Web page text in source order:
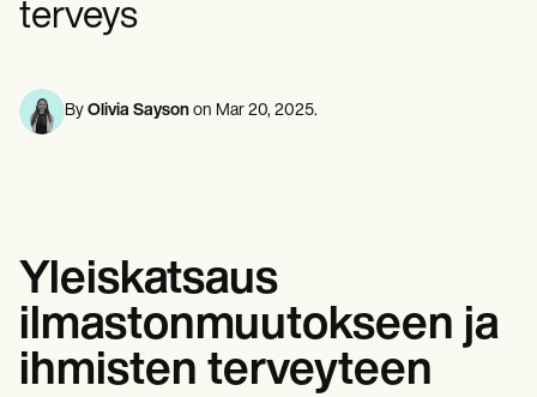
Mielenterveyden ammattilaiset
Sosiaalityöntekijät
Psykologit
Sairaanhoitajat
Vertailu
Sovellusoppaat
Mallipohjat
Procedure Codes
Insurance claims
Speech therapists
Life coaches
Massage therapists
terveys
By Olivia Sayson on Mar 20, 2025.
Yleiskatsaus
ilmastonmuutokseen ja
ihmisten terveyteen